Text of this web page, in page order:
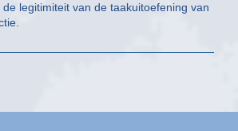
legitimiteit van de taakuitoefening van